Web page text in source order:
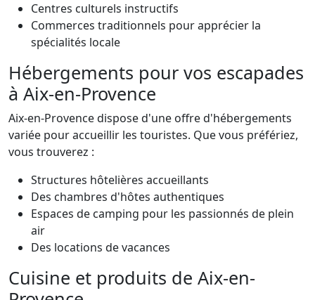
Centres culturels instructifs
Commerces traditionnels pour apprécier la
spécialités locale
Hébergements pour vos escapades
à Aix-en-Provence
Aix-en-Provence dispose d'une offre d'hébergements
variée pour accueillir les touristes. Que vous préfériez,
vous trouverez :
Structures hôtelières accueillants
Des chambres d'hôtes authentiques
Espaces de camping pour les passionnés de plein
air
Des locations de vacances
Cuisine et produits de Aix-en-